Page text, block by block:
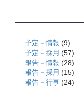
予定－情報 (9)
予定－採用 (57)
報告－情報 (28)
報告－採用 (15)
報告－行事 (24)